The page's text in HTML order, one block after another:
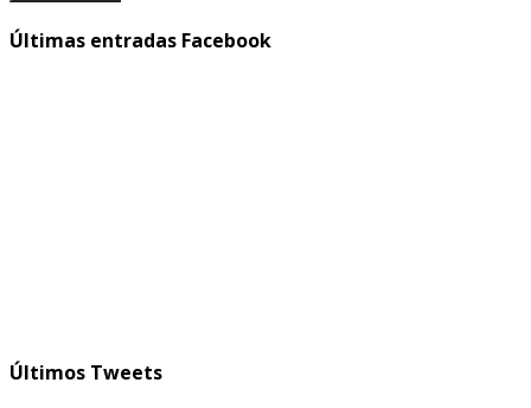
Últimas entradas Facebook
Últimos Tweets